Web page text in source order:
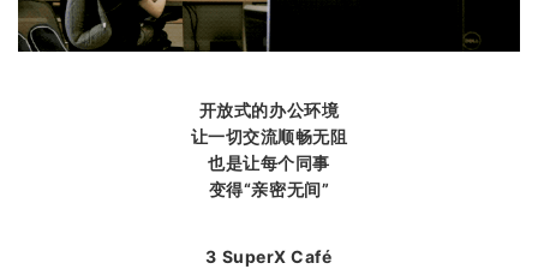
开放式的办公环境
让一切交流顺畅无阻
也是让每个同事
变得“亲密无间”
3 SuperX Café